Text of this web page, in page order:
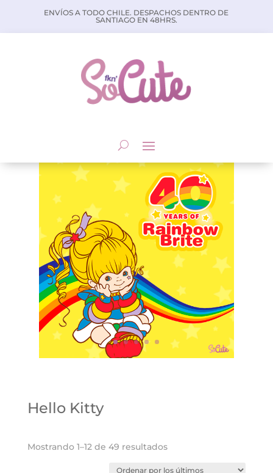
ENVÍOS A TODO CHILE. DESPACHOS DENTRO DE
SANTIAGO EN 48HRS.
Hello Kitty
Mostrando 1–12 de 49 resultadosOrdenado